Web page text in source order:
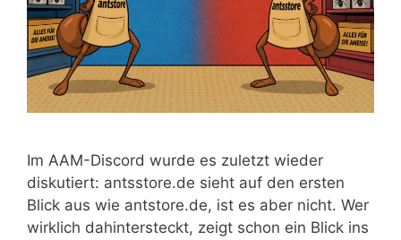
Im AAM-Discord wurde es zuletzt wieder
diskutiert: antsstore.de sieht auf den ersten
Blick aus wie antstore.de, ist es aber nicht. Wer
wirklich dahintersteckt, zeigt schon ein Blick ins